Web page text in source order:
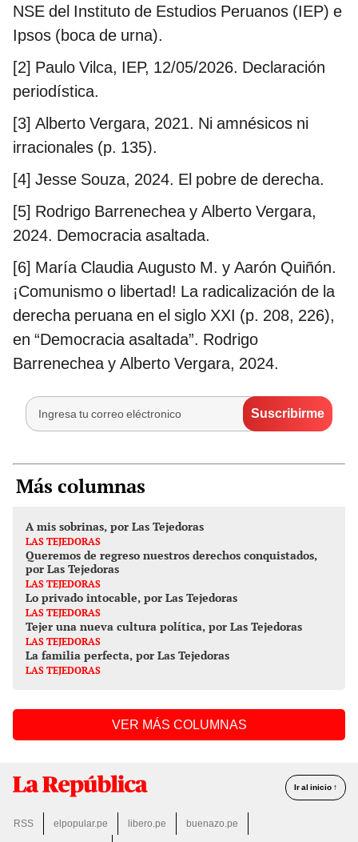
NSE del Instituto de Estudios Peruanos (IEP) e
Ipsos (boca de urna).
[2] Paulo Vilca, IEP, 12/05/2026. Declaración
periodística.
[3] Alberto Vergara, 2021. Ni amnésicos ni
irracionales (p. 135).
[4] Jesse Souza, 2024. El pobre de derecha.
[5] Rodrigo Barrenechea y Alberto Vergara,
2024. Democracia asaltada.
[6] María Claudia Augusto M. y Aarón Quiñón.
¡Comunismo o libertad! La radicalización de la
derecha peruana en el siglo XXI (p. 208, 226),
en “Democracia asaltada”. Rodrigo
Barrenechea y Alberto Vergara, 2024.
Más columnas
A mis sobrinas, por Las Tejedoras
LAS TEJEDORAS
Queremos de regreso nuestros derechos conquistados,
por Las Tejedoras
LAS TEJEDORAS
Lo privado intocable, por Las Tejedoras
LAS TEJEDORAS
Tejer una nueva cultura política, por Las Tejedoras
LAS TEJEDORAS
La familia perfecta, por Las Tejedoras
LAS TEJEDORAS
VER MÁS COLUMNAS
Ir al inicio ↑
RSS elpopular.pe libero.pe
buenazo.pe